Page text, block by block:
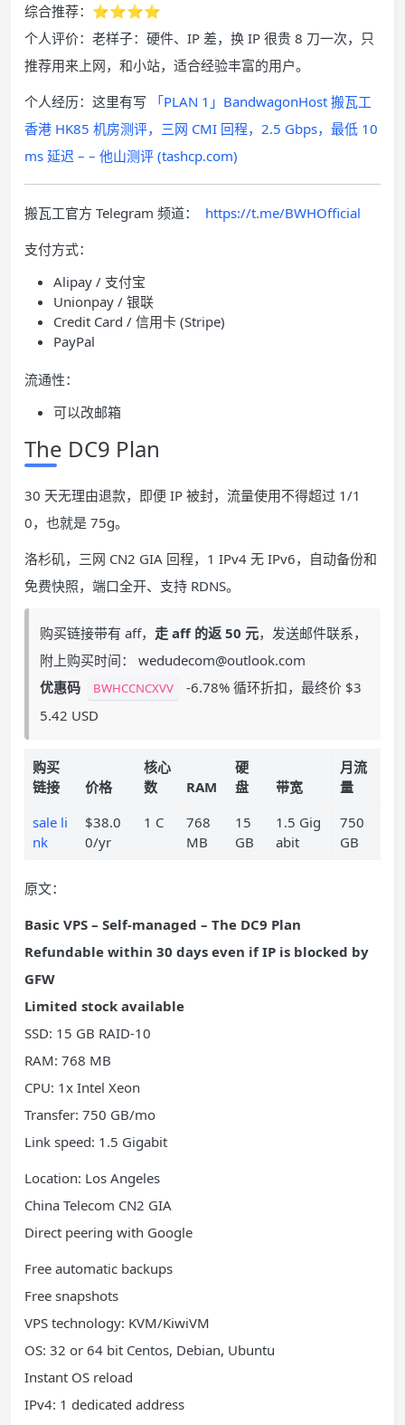
综合推荐：⭐⭐⭐⭐
个人评价：老样子：硬件、IP 差，换 IP 很贵 8 刀一次，只
推荐用来上网，和小站，适合经验丰富的用户。
个人经历：这里有写
「PLAN 1」BandwagonHost 搬瓦工
香港 HK85 机房测评，三网 CMI 回程，2.5 Gbps，最低 10
ms 延迟 – – 他山测评 (tashcp.com)
搬瓦工官方 Telegram 频道： https://t.me/BWHOfficial
支付方式：
Alipay / 支付宝
Unionpay / 银联
Credit Card / 信用卡 (Stripe)
PayPal
流通性：
可以改邮箱
The DC9 Plan
30 天无理由退款，即便 IP 被封，流量使用不得超过 1/1
0，也就是 75g。
洛杉矶，三网 CN2 GIA 回程，1 IPv4 无 IPv6，自动备份和
免费快照，端口全开、支持 RDNS。
购买链接带有 aff， 走 aff 的返 50 元，发送邮件联系，
附上购买时间： wedudecom@outlook.com
优惠码
BWHCCNCXVV
-6.78% 循环折扣，最终价 $3
5.42 USD
购买
链接
价格
核心
数
RAM
硬
盘
带宽
月流
量
sale li
nk
$38.0
0/yr
1 C
768
MB
15
GB
1.5 Gig
abit
750
GB
原文：
Basic VPS – Self-managed – The DC9 Plan
Refundable within 30 days even if IP is blocked by
GFW
Limited stock available
SSD: 15 GB RAID-10
RAM: 768 MB
CPU: 1x Intel Xeon
Transfer: 750 GB/mo
Link speed: 1.5 Gigabit
Location: Los Angeles
China Telecom CN2 GIA
Direct peering with Google
Free automatic backups
Free snapshots
VPS technology: KVM/KiwiVM
OS: 32 or 64 bit Centos, Debian, Ubuntu
Instant OS reload
IPv4: 1 dedicated address